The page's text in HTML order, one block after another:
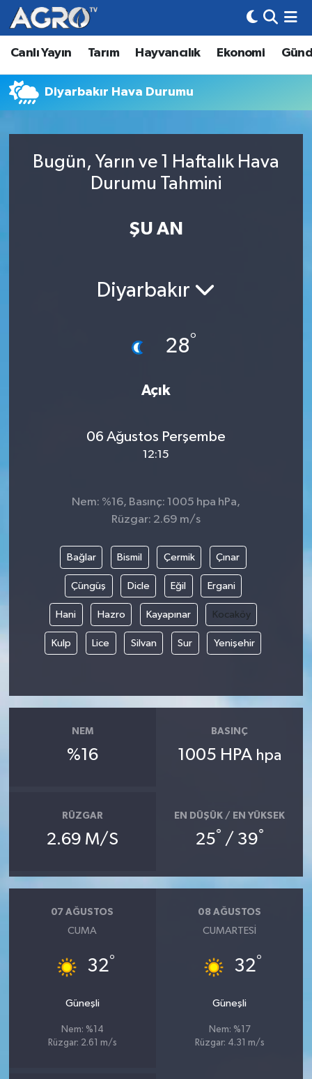
Canlı Yayın Tarım Hayvancılık Ekonomi
Diyarbakır Hava Durumu
Bugün, Yarın ve 1 Haftalık Hava
Durumu Tahmini
ŞU AN
Diyarbakır
28°
Açık
06 Ağustos Perşembe
12:15
Nem: %16, Basınç: 1005 hpa hPa,
Rüzgar: 2.69 m/s
Bağlar Bismil Çermik Çınar
Çüngüş Dicle Eğil Ergani
Hani Hazro Kayapınar Kocaköy
Kulp Lice Silvan Sur Yenişehir
NEM
%16
BASINÇ
1005 HPA hpa
RÜZGAR
2.69 M/S
EN DÜŞÜK / EN YÜKSEK
25° / 39°
07 AĞUSTOS
CUMA
32°
Güneşli
Nem: %14
Rüzgar: 2.61 m/s
08 AĞUSTOS
CUMARTESI
32°
Güneşli
Nem: %17
Rüzgar: 4.31 m/s
Hava Durumu
Trafik Durumu
Tüm Manşetler